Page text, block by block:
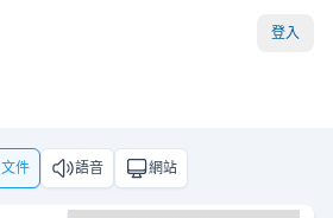
登入
文件 語音 網站